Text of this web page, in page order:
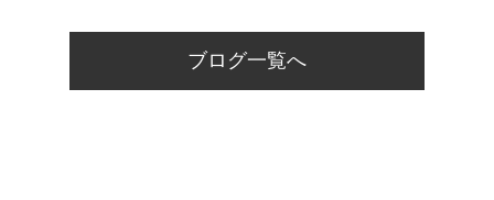
よくあるご質問
ブログ一覧へ